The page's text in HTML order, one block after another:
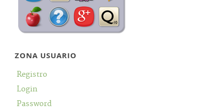
ZONA USUARIO
Registro
Login
Password